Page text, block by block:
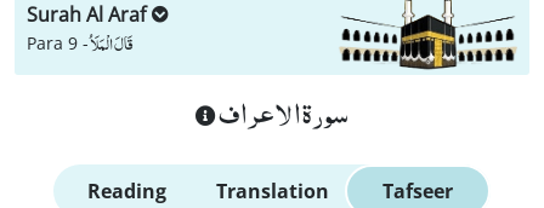
Surah Al Araf
Para 9 -قَالَ الْمَلَاُ
سورة الاعراف
Reading Translation Tafseer